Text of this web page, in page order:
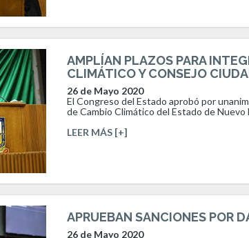
AMPLÍAN PLAZOS PARA
CLIMÁTICO Y CONSEJO
26 de Mayo 2020
El Congreso del Estado aprobó por
de Cambio Climático del Estado de
LEER MÁS [+]
APRUEBAN SANCIONES POR
26 de Mayo 2020